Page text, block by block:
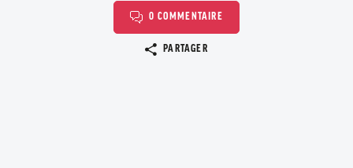
0 COMMENTAIRE
PARTAGER